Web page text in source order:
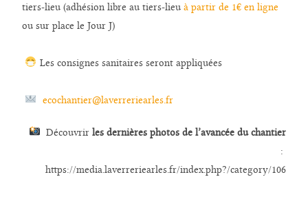
tiers-lieu (adhésion libre au tiers-lieuà partir de 1€ en ligne
ou sur place le Jour J)
Les consignes sanitaires seront appliquées
ecochantier@laverreriearles.fr
Découvrir les dernières photos de l’avancée du chantier
:
https://media.laverreriearles.fr/index.php?/category/106